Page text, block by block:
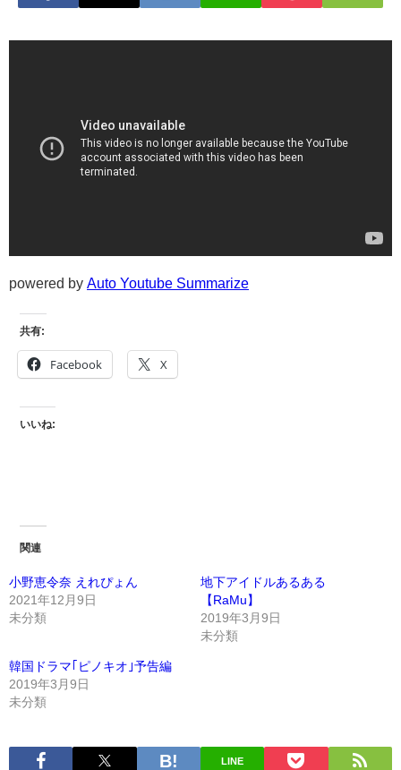
powered by Auto Youtube Summarize
共有:
Facebook X
いいね:
関連
小野恵令奈 えれぴょん
2021年12月9日
未分類
地下アイドルあるある
【RaMu】
2019年3月9日
未分類
韓国ドラマ｢ピノキオ｣予告編
2019年3月9日
未分類
LINE